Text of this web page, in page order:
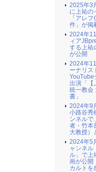
2025年3
に上祐の
「アレ
件」が掲
2024年
ィア
する上祐
が公開
2024年
ーナリス
YouTube
出演「【
統一教会
書」
2024年9
小路谷秀
ンネルで
者・竹本
大教授）
2024年5
ャンネル
ル」で上
画が公開
カルトを